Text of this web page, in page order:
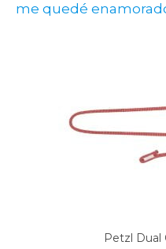
me quedé
Petzl Dual